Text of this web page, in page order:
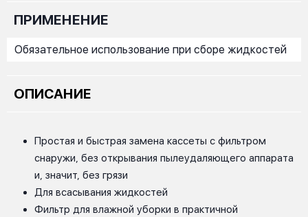
ПРИМЕНЕНИЕ
Обязательное использование при сборе жидкостей
ОПИСАНИЕ
Простая и быстрая замена кассеты с фильтром
снаружи, без открывания пылеудаляющего аппарата
и, значит, без грязи
Для всасывания жидкостей
Фильтр для влажной уборки в практичной